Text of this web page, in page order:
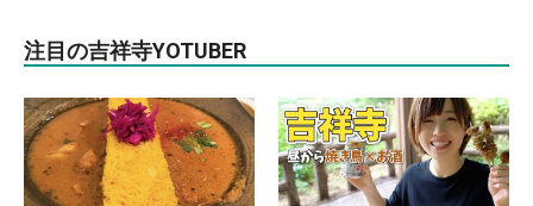
注目の吉祥寺YOTUBER